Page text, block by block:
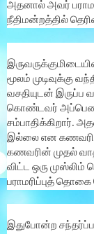
அதனால் அவர்
நீதிமன்றத்தில்
மூலம் முடிவுக்கு
வசதியுடன் இருப்ப
கொண்டவர் அப்பெண்.
சம்பாதிக்கிறார்.
இல்லை என கணவரின்
கணவரின் முதல்
விட்ட ஒரு
பராமரிப்புத்
இதுபோன்ற